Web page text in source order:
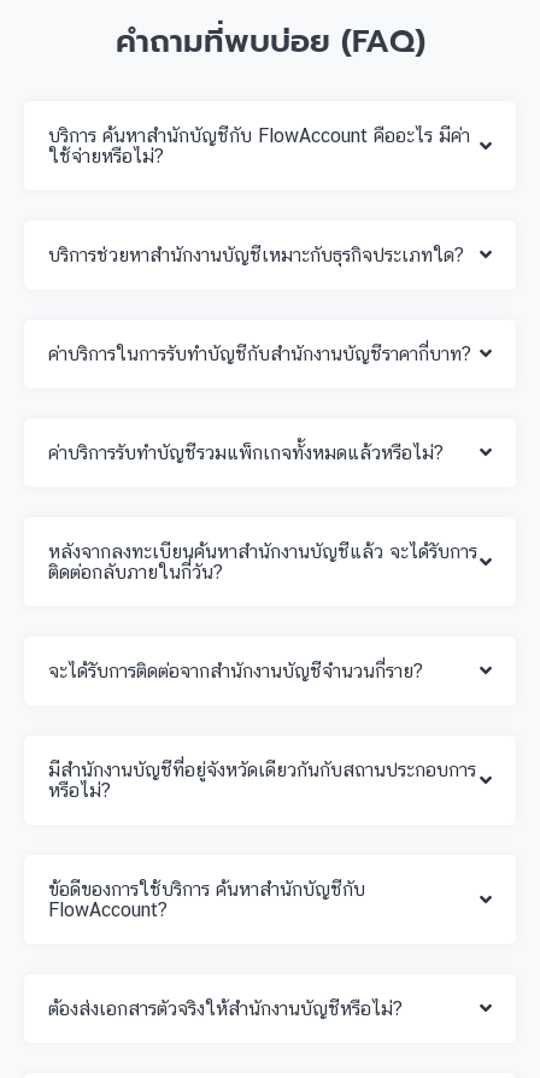
คำถามที่พบบ่อย (FAQ)
บริการ ค้นหาสำนักบัญชีกับ FlowAccount คืออะไร มีค่า
ใช้จ่ายหรือไม่?
บริการช่วยหาสำนักงานบัญชีเหมาะกับธุรกิจประเภทใด?
ค่าบริการในการรับทำบัญชีกับสำนักงานบัญชีราคากี่บาท?
ค่าบริการรับทำบัญชีรวมแพ็กเกจทั้งหมดแล้วหรือไม่?
หลังจากลงทะเบียนค้นหาสำนักงานบัญชีแล้ว จะได้รับการ
ติดต่อกลับภายในกี่วัน?
จะได้รับการติดต่อจากสำนักงานบัญชีจำนวนกี่ราย?
มีสำนักงานบัญชีที่อยู่จังหวัดเดียวกันกับสถานประกอบการ
หรือไม่?
ข้อดีของการใช้บริการ ค้นหาสำนักบัญชีกับ
FlowAccount?
ต้องส่งเอกสารตัวจริงให้สำนักงานบัญชีหรือไม่?